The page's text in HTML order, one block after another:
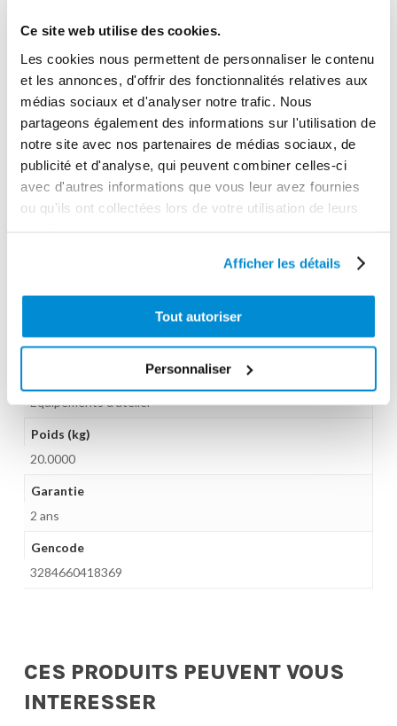
Ce site web utilise des cookies.
Les cookies nous permettent de personnaliser le contenu
et les annonces, d'offrir des fonctionnalités relatives aux
médias sociaux et d'analyser notre trafic. Nous
partageons également des informations sur l'utilisation de
notre site avec nos partenaires de médias sociaux, de
publicité et d'analyse, qui peuvent combiner celles-ci
avec d'autres informations que vous leur avez fournies
ou qu'ils ont collectées lors de votre utilisation de leurs
Afficher les détails
Tout autoriser
Personnaliser
Longueur max d'aspiration
3 m
Flexible de refoulement
3 m
Flexible d'aspiration
3 m
Diamètre
Chariot 2 roues
Equipements d'atelier
Poids (kg)
20.0000
Garantie
2 ans
Gencode
3284660418369
CES PRODUITS PEUVENT VOUS
INTERESSER